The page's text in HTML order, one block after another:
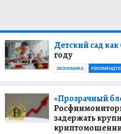
Детский сад как
году
ЭКОНОМИКА
«Прозрачный
задержать